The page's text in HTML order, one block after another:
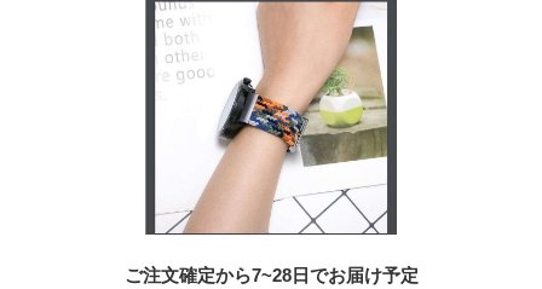
ご注文確定から7~28日でお届け予定